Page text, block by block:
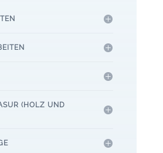
(HOLZ UND